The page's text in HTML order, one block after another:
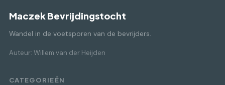
Maczek Bevrijdingstocht
Wandel in de voetsporen van de bevrijders.
Auteur: Willem van der Heijden
CATEGORIEËN